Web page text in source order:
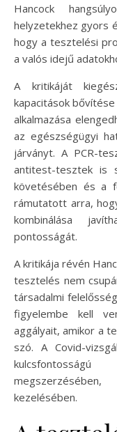
Hancock
helyzetekhez gyors
hogy a tesztelési
a valós idejű
A kritikáját
kapacitások
alkalmazása
az egészségügyi
járványt. A PCR-
antitest-tesztek is
követésében és a
rámutatott arra,
kombinálása
pontosságát.
A kritikája révén
tesztelés nem
társadalmi
figyelembe kell
aggályait, amikor a
szó. A Covid-
kezelésében.